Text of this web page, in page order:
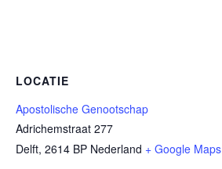
LOCATIE
Apostolische Genootschap
Adrichemstraat 277
Delft, 2614 BP Nederland + Google Maps